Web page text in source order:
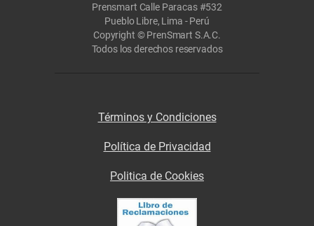
Prensmart Calle Paracas #532
Pueblo Libre, Lima - Perú
Copyright © PrenSmart S.A.C.
Todos los derechos reservados
Términos y Condiciones
Política de Privacidad
Politica de Cookies